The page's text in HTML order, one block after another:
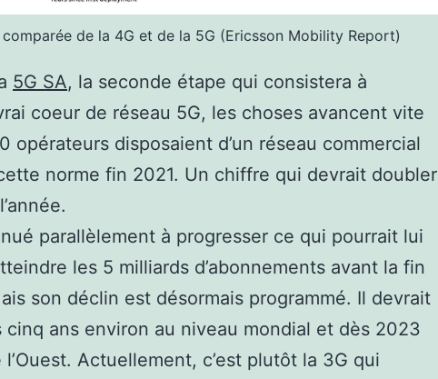
comparée de la 4G et de la 5G (Ericsson Mobility Report)
5G SA, la seconde étape qui consistera à
coeur de réseau 5G, les choses avancent vite
opérateurs disposaient d’un réseau commercial
norme fin 2021. Un chiffre qui devrait doubler
parallèlement à progresser ce qui pourrait lui
les 5 milliards d’abonnements avant la fin
son déclin est désormais programmé. Il devrait
cinq ans environ au niveau mondial et dès 2023
Actuellement, c’est plutôt la 3G qui